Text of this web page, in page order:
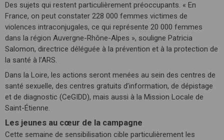
Des sujets qui restent particulièrement préoccupants. « En
France, on peut constater 228 000 femmes victimes de
violences intraconjugales, ce qui représente 20 000 femmes
dans la région Auvergne-Rhône-Alpes », souligne Patricia
Salomon, directrice déléguée à la prévention et à la protection de
la santé à l’ARS.
Dans la Loire, les actions seront menées au sein des centres de
santé sexuelle, des centres gratuits d’information, de dépistage
et de diagnostic (CeGIDD), mais aussi à la Mission Locale de
Saint-Étienne.
Les jeunes au cœur de la campagne
Cette semaine de sensibilisation cible particulièrement les